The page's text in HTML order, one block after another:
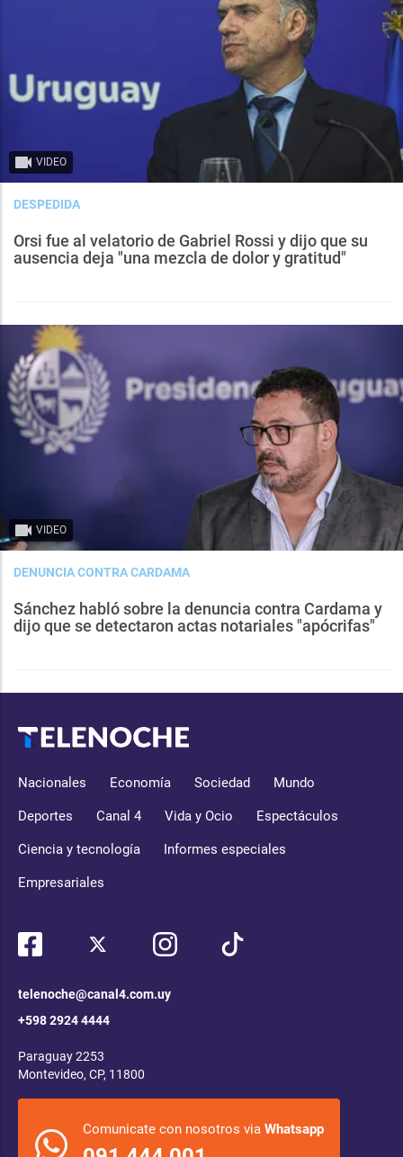
VIDEO
DESPEDIDA
Orsi fue al velatorio de Gabriel Rossi y dijo que su
ausencia deja "una mezcla de dolor y gratitud"
VIDEO
DENUNCIA CONTRA CARDAMA
Sánchez habló sobre la denuncia contra Cardama y
dijo que se detectaron actas notariales "apócrifas"
Nacionales Economía Sociedad Mundo
Deportes Canal 4 Vida y Ocio Espectáculos
Ciencia y tecnología Informes especiales
Empresariales
telenoche@canal4.com.uy
+598 2924 4444
Paraguay 2253
Montevideo, CP, 11800
Comunicate con nosotros via Whatsapp